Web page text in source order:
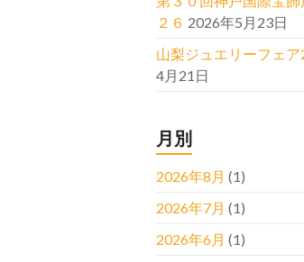
２６ 2026年5月23日
山梨ジュエリーフェ
4月21日
月別
2026年8月 (1)
2026年7月 (1)
2026年6月 (1)